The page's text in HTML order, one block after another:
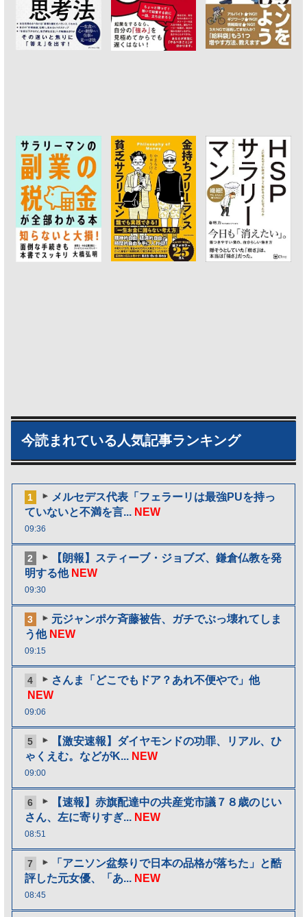
今読まれている人気記事ランキング
1
メルセデス代表「フェラーリは最強PUを持っ
ていないと不満を言... NEW
09:36
2
【朗報】スティーブ・ジョブズ、鎌倉仏教を発
明する他 NEW
09:30
3
元ジャンポケ斉藤被告、ガチでぶっ壊れてしま
う他 NEW
09:15
4
さんま「どこでもドア？あれ不便やで」他
NEW
09:06
5
【激安速報】ダイヤモンドの功罪、リアル、ひ
ゃくえむ。などがK... NEW
09:00
6
【速報】赤旗配達中の共産党市議７８歳のじい
さん、左に寄りすぎ... NEW
08:51
7
「アニソン盆祭りで日本の品格が落ちた」と酷
評した元女優、「あ... NEW
08:45